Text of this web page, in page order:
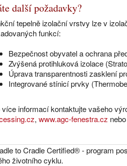
další požadavky?
tepelně izolační vrstvy lze v
funkcí:
Bezpečnost obyvatel a ochrana
Zvýšená protihluková izolace
Úprava transparentnosti zasklení
Integrované stínicí prvky
více informací kontaktujte vašeho
, www.agc-fenestra.cz nebo
to Cradle Certified® - program
životního cyklu.